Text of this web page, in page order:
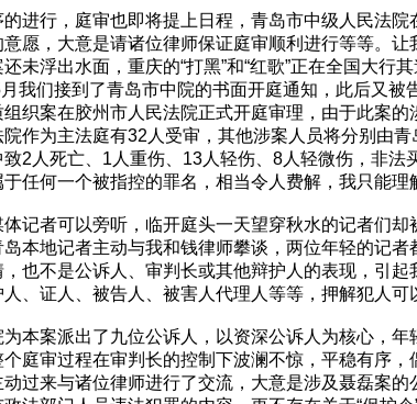
的进行，庭审也即将提上日程，青岛市中级人民法
愿，大意是请诸位律师保证庭审顺利进行等等。
未浮出水面，重庆的“打黑”和“红歌”正在全国大
我们接到了青岛市中院的书面开庭通知，此后又
织案在胶州市人民法院正式开庭审理，由于此案
院作为主法庭有32人受审，其他涉案人员将分别由
2人死亡、1人重伤、13人轻伤、8人轻微伤，非
任何一个被指控的罪名，相当令人费解，我只能理
体记者可以旁听，临开庭头一天望穿秋水的记者们
本地记者主动与我和钱律师攀谈，两位年轻的记
也不是公诉人、审判长或其他辩护人的表现，引
、证人、被告人、被害人代理人等等，押解犯人
本案派出了九位公诉人，以资深公诉人为核心，
个庭审过程在审判长的控制下波澜不惊，平稳有序
过来与诸位律师进行了交流，大意是涉及聂磊案